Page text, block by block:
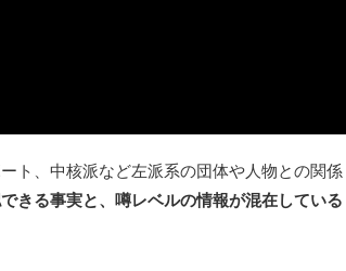
ト、中核派など左派系の団体や人物との関係
きる事実と、噂レベルの情報が混在している